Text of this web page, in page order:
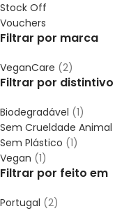
Stock Off
Vouchers
Filtrar por marca
VeganCare (2)
Filtrar por distintivo
Biodegradável (1)
Sem Crueldade Animal
Sem Plástico (1)
Vegan (1)
Filtrar por feito em
Portugal (2)